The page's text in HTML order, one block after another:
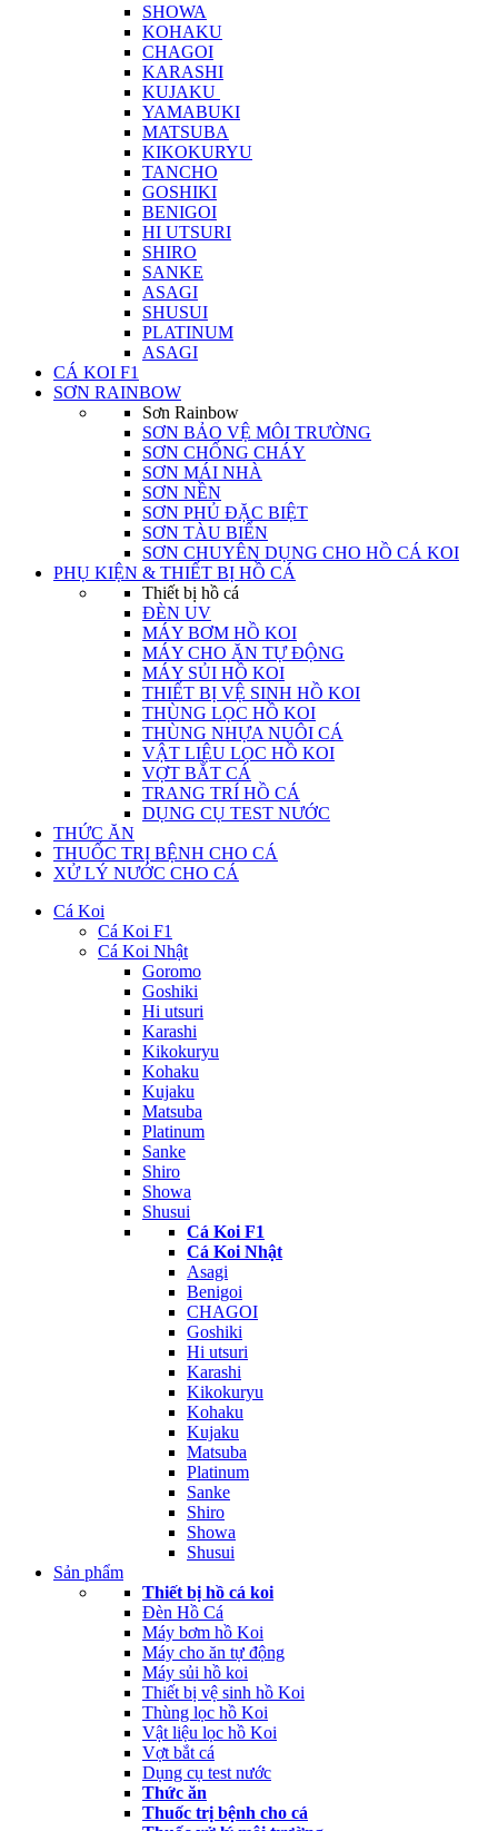
SHOWA
KOHAKU
CHAGOI
KARASHI
KUJAKU
YAMABUKI
MATSUBA
KIKOKURYU
TANCHO
GOSHIKI
BENIGOI
HI UTSURI
SHIRO
SANKE
ASAGI
SHUSUI
PLATINUM
ASAGI
CÁ KOI F1
SƠN RAINBOW
Sơn Rainbow
SƠN BẢO VỆ MÔI TRƯỜNG
SƠN CHỐNG CHÁY
SƠN MÁI NHÀ
SƠN NỀN
SƠN PHỦ ĐẶC BIỆT
SƠN TÀU BIỂN
SƠN CHUYÊN DỤNG CHO HỒ CÁ KOI
PHỤ KIỆN & THIẾT BỊ HỒ CÁ
Thiết bị hồ cá
ĐÈN UV
MÁY BƠM HỒ KOI
MÁY CHO ĂN TỰ ĐỘNG
MÁY SỦI HỒ KOI
THIẾT BỊ VỆ SINH HỒ KOI
THÙNG LỌC HỒ KOI
THÙNG NHỰA NUÔI CÁ
VẬT LIỆU LỌC HỒ KOI
VỢT BẮT CÁ
TRANG TRÍ HỒ CÁ
DỤNG CỤ TEST NƯỚC
THỨC ĂN
THUỐC TRỊ BỆNH CHO CÁ
XỬ LÝ NƯỚC CHO CÁ
Cá Koi
Cá Koi F1
Cá Koi Nhật
Goromo
Goshiki
Hi utsuri
Karashi
Kikokuryu
Kohaku
Kujaku
Matsuba
Platinum
Sanke
Shiro
Showa
Shusui
Cá Koi F1
Cá Koi Nhật
Asagi
Benigoi
CHAGOI
Goshiki
Hi utsuri
Karashi
Kikokuryu
Kohaku
Kujaku
Matsuba
Platinum
Sanke
Shiro
Showa
Shusui
Sản phẩm
Thiết bị hồ cá koi
Đèn Hồ Cá
Máy bơm hồ Koi
Máy cho ăn tự động
Máy sủi hồ koi
Thiết bị vệ sinh hồ Koi
Thùng lọc hồ Koi
Vật liệu lọc hồ Koi
Vợt bắt cá
Dụng cụ test nước
Thức ăn
Thuốc trị bệnh cho cá